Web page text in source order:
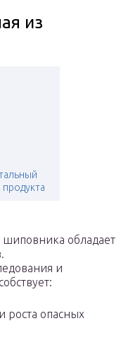
из
обладает
и
роста опасных